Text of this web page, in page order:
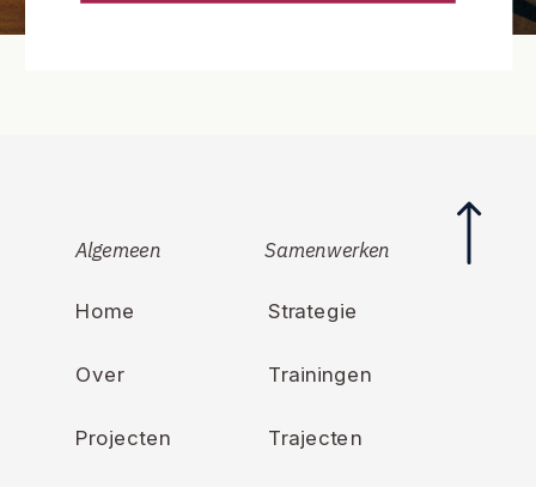
Home
Over
Strategie
Projecten
Trainingen
Trajecten
Samenwerken
Algemeen